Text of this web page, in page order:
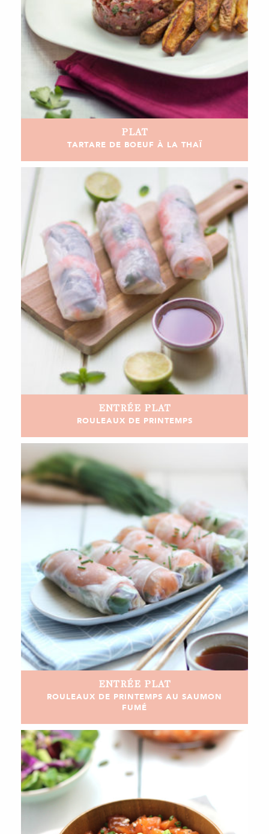
PLAT
TARTARE DE BOEUF À LA THAÏ
ENTRÉE PLAT
ROULEAUX DE PRINTEMPS
ENTRÉE PLAT
ROULEAUX DE PRINTEMPS AU SAUMON
FUMÉ